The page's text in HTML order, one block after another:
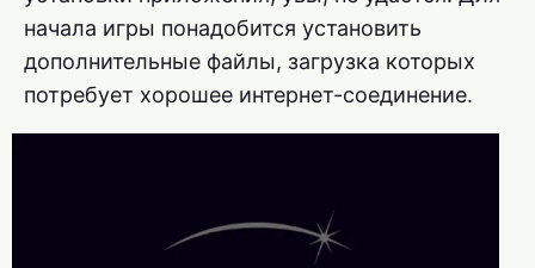
начала игры понадобится установить
дополнительные файлы, загрузка которых
потребует хорошее интернет-соединение.